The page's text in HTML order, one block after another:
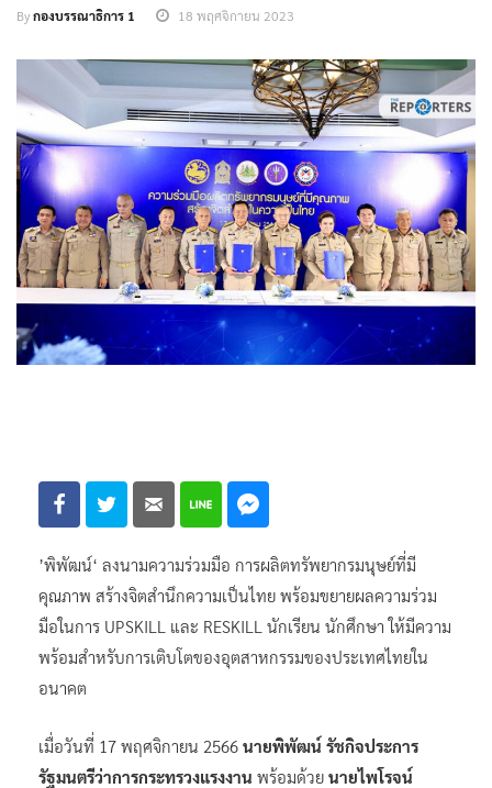
Byกองบรรณาธิการ 1 18 พฤศจิกายน 2023
’พิพัฒน์‘ ลงนามความร่วมมือ การผลิตทรัพยากรมนุษย์ที่มี
คุณภาพ สร้างจิตสำนึกความเป็นไทย พร้อมขยายผลความร่วม
มือในการ UPSKILL และ RESKILL นักเรียน นักศึกษา ให้มีความ
พร้อมสำหรับการเติบโตของอุตสาหกรรมของประเทศไทยใน
อนาคต
เมื่อวันที่ 17 พฤศจิกายน 2566 นายพิพัฒน์ รัชกิจประการ
รัฐมนตรีว่าการกระทรวงแรงงาน พร้อมด้วย นายไพโรจน์